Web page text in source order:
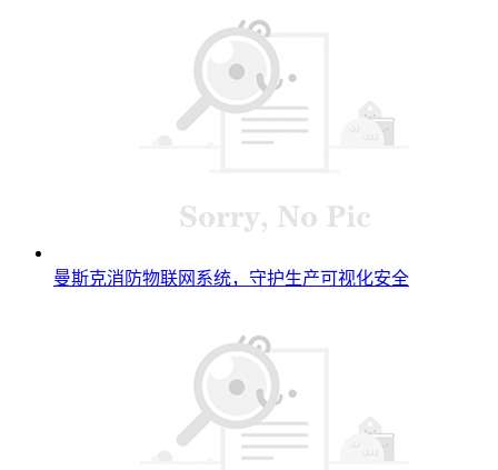
曼斯克消防物联网系统，守护生产可视化安全